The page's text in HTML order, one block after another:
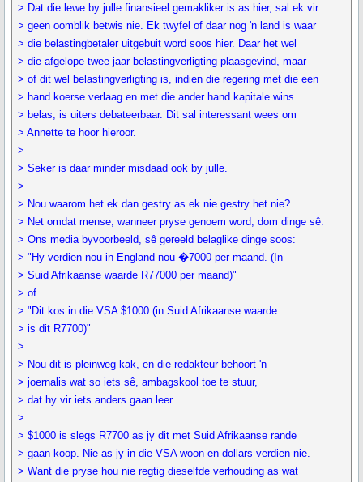
> Dat die lewe by julle finansieel gemakliker is as hier, sal ek vir
> geen oomblik betwis nie. Ek twyfel of daar nog 'n land is waar
> die belastingbetaler uitgebuit word soos hier. Daar het wel
> die afgelope twee jaar belastingverligting plaasgevind, maar
> of dit wel belastingverligting is, indien die regering met die een
> hand koerse verlaag en met die ander hand kapitale wins
> belas, is uiters debateerbaar. Dit sal interessant wees om
> Annette te hoor hieroor.
>
> Seker is daar minder misdaad ook by julle.
>
> Nou waarom het ek dan gestry as ek nie gestry het nie?
> Net omdat mense, wanneer pryse genoem word, dom dinge sê.
> Ons media byvoorbeeld, sê gereeld belaglike dinge soos:
> "Hy verdien nou in England nou �7000 per maand. (In
> Suid Afrikaanse waarde R77000 per maand)"
> of
> "Dit kos in die VSA $1000 (in Suid Afrikaanse waarde
> is dit R7700)"
>
> Nou dit is pleinweg kak, en die redakteur behoort 'n
> joernalis wat so iets sê, ambagskool toe te stuur,
> dat hy vir iets anders gaan leer.
>
> $1000 is slegs R7700 as jy dit met Suid Afrikaanse rande
> gaan koop. Nie as jy in die VSA woon en dollars verdien nie.
> Want die pryse hou nie regtig dieselfde verhouding as wat